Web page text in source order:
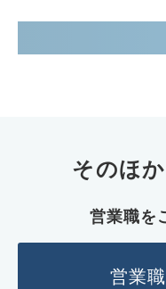
そのほ
営業職を
営業